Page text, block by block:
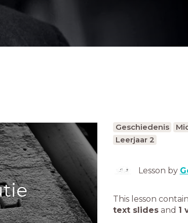
Geschiedenis
Leerjaar 2
Lesson by
This lesson
text slides and 1